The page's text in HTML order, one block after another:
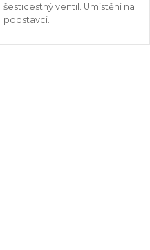
šesticestný ventil. Umístění na
podstavci.